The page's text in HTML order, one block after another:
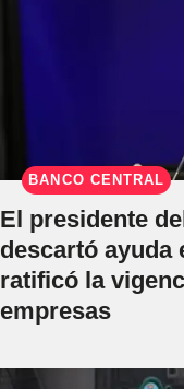
BANCO CENTRAL
El presidente
descartó ayuda
ratificó la
empresas